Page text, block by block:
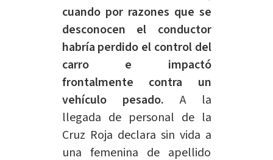
cuando por razones que se
desconocen el conductor
habría perdido el control del
carro e impactó
frontalmente contra un
vehículo pesado. A la
llegada de personal de la
Cruz Roja declara sin vida a
una femenina de apellido